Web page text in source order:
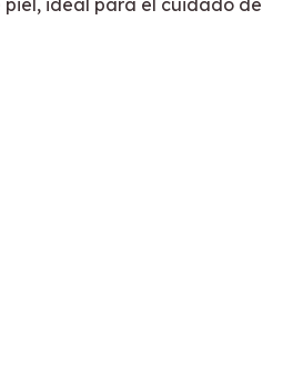
ideal para el cuidado de